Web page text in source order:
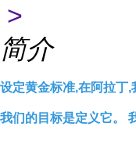
>
简介
设定黄金标准,在阿拉丁,
我们的目标是定义它。